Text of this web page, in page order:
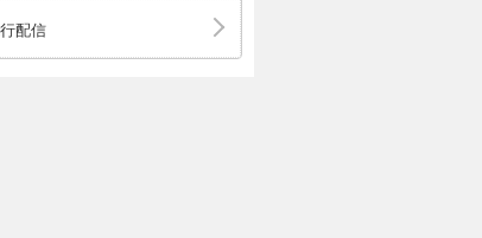
配信